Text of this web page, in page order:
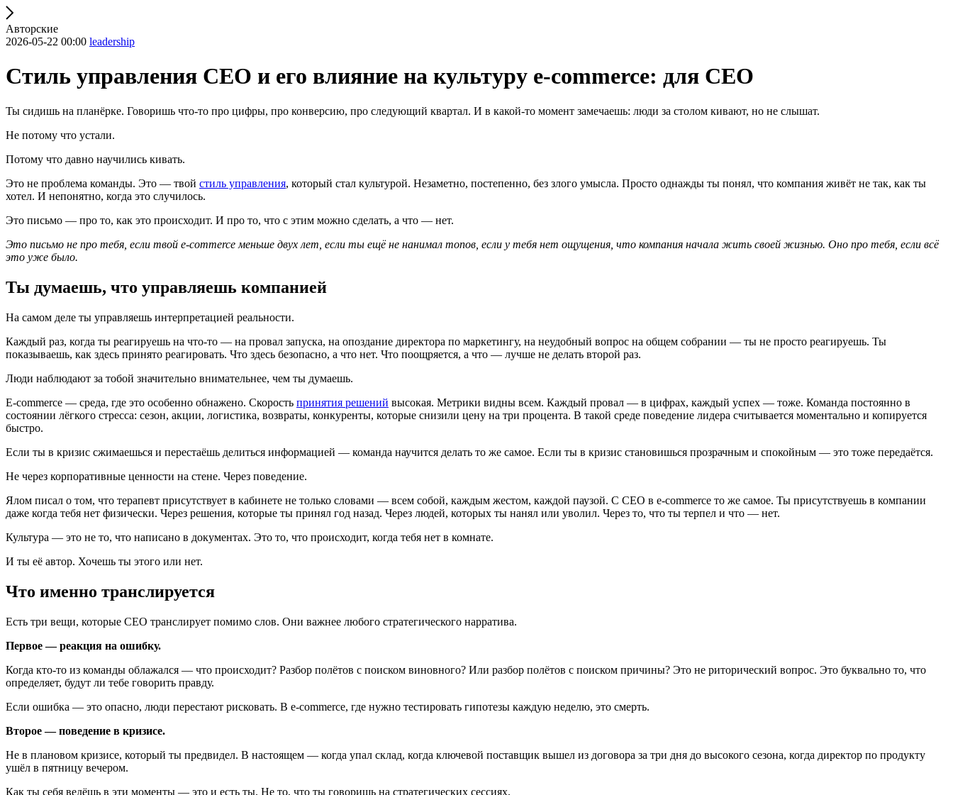
Авторские
2026-05-22 00:00 leadership
Стиль управления CEO и его влияние на культуру e-commerce: для CEO
Ты сидишь на планёрке. Говоришь что-то про цифры, про конверсию, про следующий квартал. И в какой-то момент замечаешь: люди за столом кивают, но не слышат.
Не потому что устали.
Потому что давно научились кивать.
Это не проблема команды. Это — твой стиль управления, который стал культурой. Незаметно, постепенно, без злого умысла. Просто однажды ты понял, что компания живёт не так, как ты
хотел. И непонятно, когда это случилось.
Это письмо — про то, как это происходит. И про то, что с этим можно сделать, а что — нет.
Это письмо не про тебя, если твой e-commerce меньше двух лет, если ты ещё не нанимал топов, если у тебя нет ощущения, что компания начала жить своей жизнью. Оно про тебя, если всё
это уже было.
Ты думаешь, что управляешь компанией
На самом деле ты управляешь интерпретацией реальности.
Каждый раз, когда ты реагируешь на что-то — на провал запуска, на опоздание директора по маркетингу, на неудобный вопрос на общем собрании — ты не просто реагируешь. Ты
показываешь, как здесь принято реагировать. Что здесь безопасно, а что нет. Что поощряется, а что — лучше не делать второй раз.
Люди наблюдают за тобой значительно внимательнее, чем ты думаешь.
E-commerce — среда, где это особенно обнажено. Скорость принятия решений высокая. Метрики видны всем. Каждый провал — в цифрах, каждый успех — тоже. Команда постоянно в
состоянии лёгкого стресса: сезон, акции, логистика, возвраты, конкуренты, которые снизили цену на три процента. В такой среде поведение лидера считывается моментально и копируется
быстро.
Если ты в кризис сжимаешься и перестаёшь делиться информацией — команда научится делать то же самое. Если ты в кризис становишься прозрачным и спокойным — это тоже передаётся.
Не через корпоративные ценности на стене. Через поведение.
Ялом писал о том, что терапевт присутствует в кабинете не только словами — всем собой, каждым жестом, каждой паузой. С CEO в e-commerce то же самое. Ты присутствуешь в компании
даже когда тебя нет физически. Через решения, которые ты принял год назад. Через людей, которых ты нанял или уволил. Через то, что ты терпел и что — нет.
Культура — это не то, что написано в документах. Это то, что происходит, когда тебя нет в комнате.
И ты её автор. Хочешь ты этого или нет.
Что именно транслируется
Есть три вещи, которые CEO транслирует помимо слов. Они важнее любого стратегического нарратива.
Первое — реакция на ошибку.
Когда кто-то из команды облажался — что происходит? Разбор полётов с поиском виновного? Или разбор полётов с поиском причины? Это не риторический вопрос. Это буквально то, что
определяет, будут ли тебе говорить правду.
Если ошибка — это опасно, люди перестают рисковать. В e-commerce, где нужно тестировать гипотезы каждую неделю, это смерть.
Второе — поведение в кризисе.
Не в плановом кризисе, который ты предвидел. В настоящем — когда упал склад, когда ключевой поставщик вышел из договора за три дня до высокого сезона, когда директор по продукту
ушёл в пятницу вечером.
Как ты себя ведёшь в эти моменты — это и есть ты. Не то, что ты говоришь на стратегических сессиях.